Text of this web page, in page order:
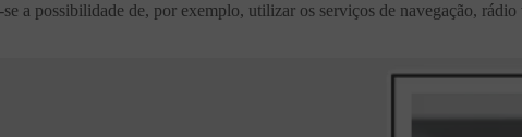
a possibilidade de, por exemplo, utilizar os serviços de navegação,